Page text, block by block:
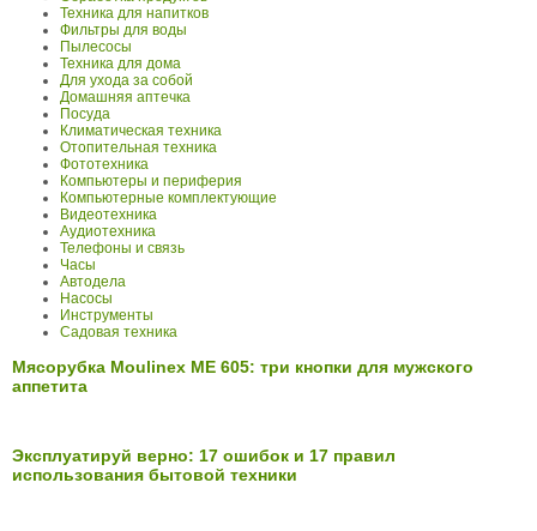
Техника для напитков
Фильтры для воды
Пылесосы
Техника для дома
Для ухода за собой
Домашняя аптечка
Посуда
Климатическая техника
Отопительная техника
Фототехника
Компьютеры и периферия
Компьютерные комплектующие
Видеотехника
Аудиотехника
Телефоны и связь
Часы
Автодела
Насосы
Инструменты
Садовая техника
Мясорубка Moulinex ME 605: три кнопки для мужского
аппетита
Эксплуатируй верно: 17 ошибок и 17 правил
использования бытовой техники